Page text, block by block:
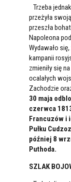
Trzeba
przeżyła
przeszła
Napoleona
Wydawało
kampanii
zmieniły się
ocalałych
Zachodzie
30 maja
czerwca
Francuzów i
Pułku
później 8
Puthoda.
SZLAK